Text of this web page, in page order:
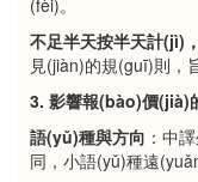
不足半天按半天計(jì)
見(jiàn)的規(guī)則，
3. 影響報(bào)價(jià)
語(yǔ)種與方向 ：中
同，小語(yǔ)種遠